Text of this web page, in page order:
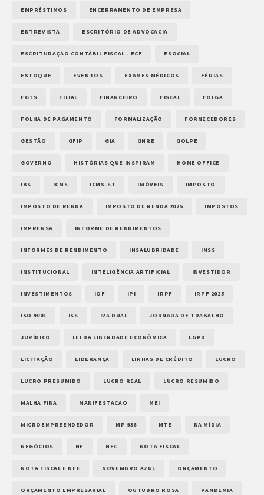
EMPRÉSTIMOS ENCERRAMENTO DE EMPRESA
ENTREVISTA ESCRITÓRIO DE ADVOCACIA
ESCRITURAÇÃO CONTÁBIL FISCAL - ECF ESOCIAL
ESTOQUE EVENTOS EXAMES MÉDICOS FÉRIAS
FGTS FILIAL FINANCEIRO FISCAL FOLGA
FOLHA DE PAGAMENTO FORMALIZAÇÃO FORNECEDORES
GESTÃO GFIP GIA GNRE GOLPE
GOVERNO HISTÓRIAS QUE INSPIRAM HOME OFFICE
IBS ICMS ICMS-ST IMÓVEIS IMPOSTO
IMPOSTO DE RENDA IMPOSTO DE RENDA 2025 IMPOSTOS
IMPRENSA INFORME DE RENDIMENTOS
INFORMES DE RENDIMENTO INSALUBRIDADE INSS
INSTITUCIONAL INTELIGÊNCIA ARTIFICIAL INVESTIDOR
INVESTIMENTOS IOF IPI IRPF IRPF 2025
ISO 9001 ISS IVA DUAL JORNADA DE TRABALHO
JURÍDICO LEI DA LIBERDADE ECONÔMICA LGPD
LICITAÇÃO LIDERANÇA LINHAS DE CRÉDITO LUCRO
LUCRO PRESUMIDO LUCRO REAL LUCRO RESUMIDO
MALHA FINA MANIFESTACAO MEI
MICROEMPREENDEDOR MP 936 MTE NA MÍDIA
NEGÓCIOS NF NFC NOTA FISCAL
NOTA FISCAL E NFE NOVEMBRO AZUL ORÇAMENTO
ORÇAMENTO EMPRESARIAL OUTUBRO ROSA PANDEMIA